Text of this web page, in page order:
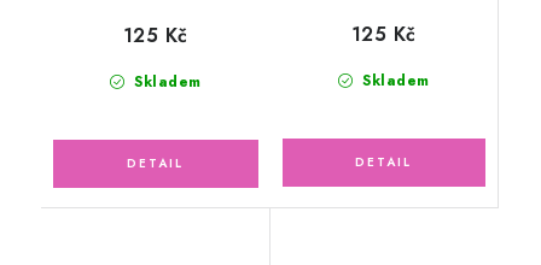
Skladem
125 Kč
Skladem
125 Kč